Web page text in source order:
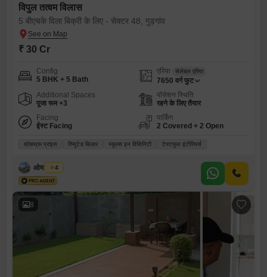
विपुल तत्वम विलास
5 बीएचके विला बिक्री के लिए - सेक्टर 48, गुड़गांव
₹ 30 Cr
Config
5 BHK + 5 Bath
एरिया सेलेबल एरिया
7650 वर्ग फुट
Additional Spaces
पूजा रूम +3
पॉसेशन स्थिति
रहने के लिए तैयार
Facing
ईस्ट Facing
पार्किंग
2 Covered + 2 Open
ब्रेकथ्रू प्राइस रिप्यूटेड बिल्डर स्कूल्स इन विसिनिटी टेस्टफुल इंटीरियर्स
ओम प्रकाश
4
8